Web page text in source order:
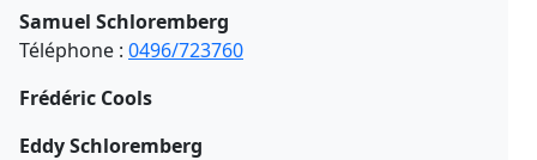
Samuel Schloremberg
Téléphone : 0496/723760
Frédéric Cools
Eddy Schloremberg